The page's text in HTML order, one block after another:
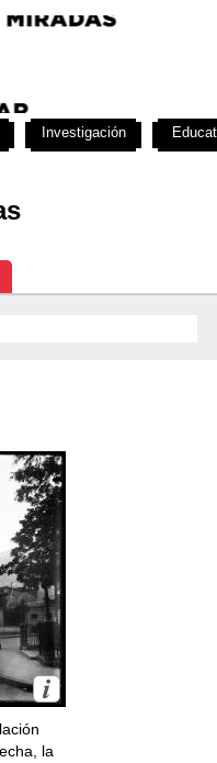
la
Investigación